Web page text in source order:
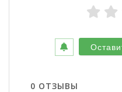
0 ОТЗЫВЫ